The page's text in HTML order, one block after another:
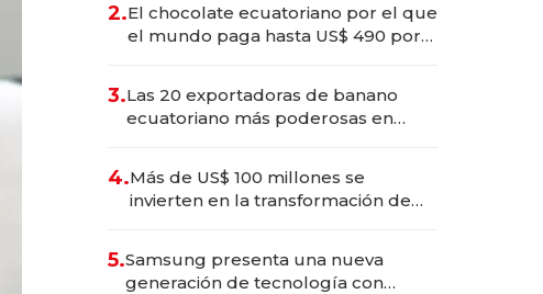
2.El chocolate ecuatoriano por el que
el mundo paga hasta US$ 490 por
3.Las 20 exportadoras de banano
ecuatoriano más poderosas en
4.Más de US$ 100 millones se
invierten en la transformación de
5.Samsung presenta una nueva
generación de tecnología con